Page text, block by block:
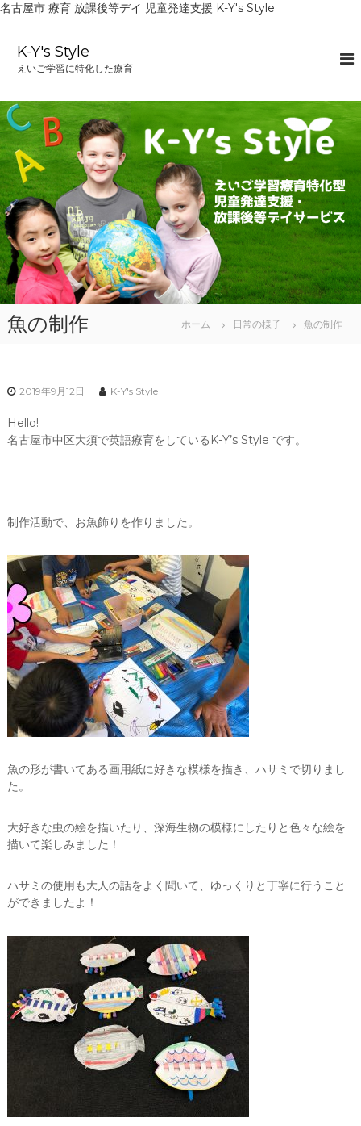
名古屋市 療育 放課後等デイ 児童発達支援 K-Y's Style
へ
ス
キ
ッ
プ
K-Y's Style
えいご学習に特化した療育
魚の制作 ホーム 日常の様子 魚の制作
2019年9月12日 K-Y's Style
Hello!
名古屋市中区大須で英語療育をしているK-Y’s Style です。
制作活動で、お魚飾りを作りました。
魚の形が書いてある画用紙に好きな模様を描き、ハサミで切りまし
た。
大好きな虫の絵を描いたり、深海生物の模様にしたりと色々な絵を
描いて楽しみました！
ハサミの使用も大人の話をよく聞いて、ゆっくりと丁寧に行うこと
ができましたよ！